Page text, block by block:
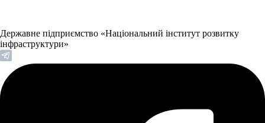
Державне підприємство «Національний інститут розвитку
інфраструктури»